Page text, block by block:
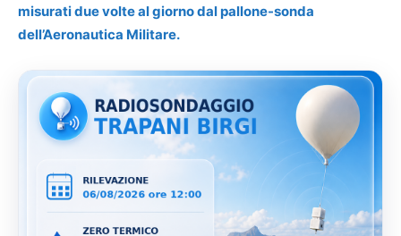
misurati due volte al giorno dal pallone-sonda
dell’Aeronautica Militare.